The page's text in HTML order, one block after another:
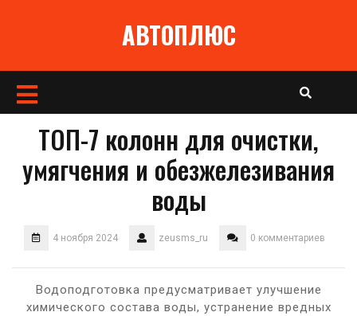
АВТОПЛЮС
Кнопка
Открыть
ТОП-7 колонн для очистки,
умягчения и обезжелезивания
воды
4 ноября 2024 zeusms_ru 0 комментариев
Водоподготовка предусматривает улучшение
химического состава воды, устранение вредных